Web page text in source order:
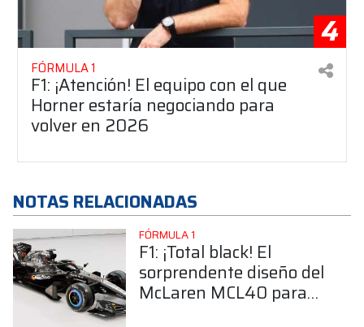
4
FÓRMULA 1
F1: ¡Atención! El equipo con el que
Horner estaría negociando para
volver en 2026
NOTAS RELACIONADAS
FÓRMULA 1
F1: ¡Total black! El
sorprendente diseño del
McLaren MCL40 para